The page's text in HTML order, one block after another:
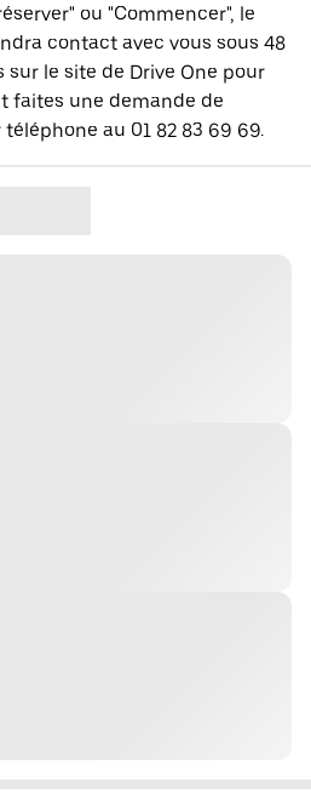
ou "Commencer", le
contact avec vous sous 48
sur le site de Drive One pour
faites une demande de
au 01 82 83 69 69.